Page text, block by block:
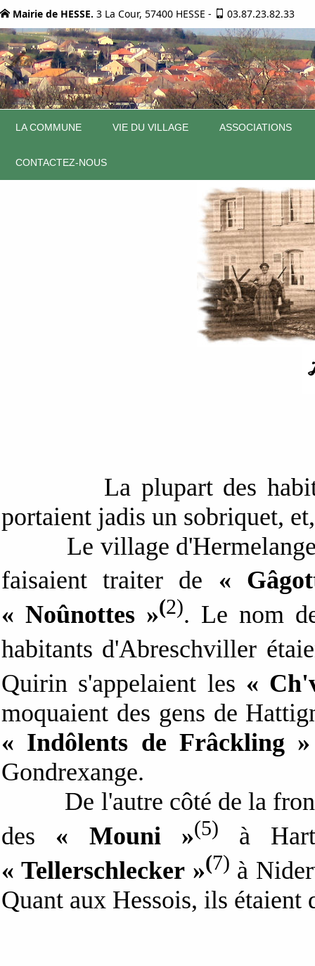
Mairie de HESSE. 3 La Cour, 57400 HESSE - 03.87.23.82.33
LA COMMUNE VIE DU VILLAGE ASSOCIATIONS
CONTACTEZ-NOUS
La plupart des habitants
portaient jadis un sobriquet,
Le village d'Hermelange
faisaient traiter de «
« Noûnottes »(2). Le nom
habitants d'Abreschviller
Quirin s'appelaient les «
moquaient des gens de
« Indôlents de Frâckling »
Gondrexange.
De l'autre côté de la
des « Mouni »(5)
à
« Tellerschlecker »(7) à
Quant aux Hessois, ils étaient